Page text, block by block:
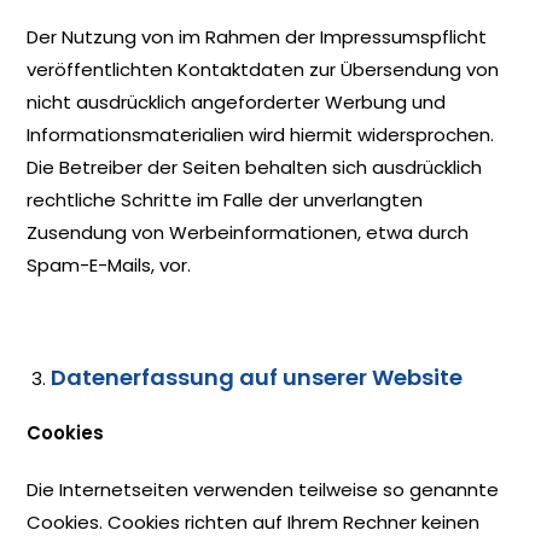
Der Nutzung von im Rahmen der Impressumspflicht
veröffentlichten Kontaktdaten zur Übersendung von
nicht ausdrücklich angeforderter Werbung und
Informationsmaterialien wird hiermit widersprochen.
Die Betreiber der Seiten behalten sich ausdrücklich
rechtliche Schritte im Falle der unverlangten
Zusendung von Werbeinformationen, etwa durch
Spam-E-Mails, vor.
Datenerfassung auf unserer Website
Cookies
Die Internetseiten verwenden teilweise so genannte
Cookies. Cookies richten auf Ihrem Rechner keinen